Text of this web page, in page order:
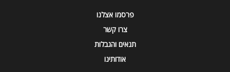
פרסמו אצלנו
צרו קשר
תנאים והגבלות
אודותינו